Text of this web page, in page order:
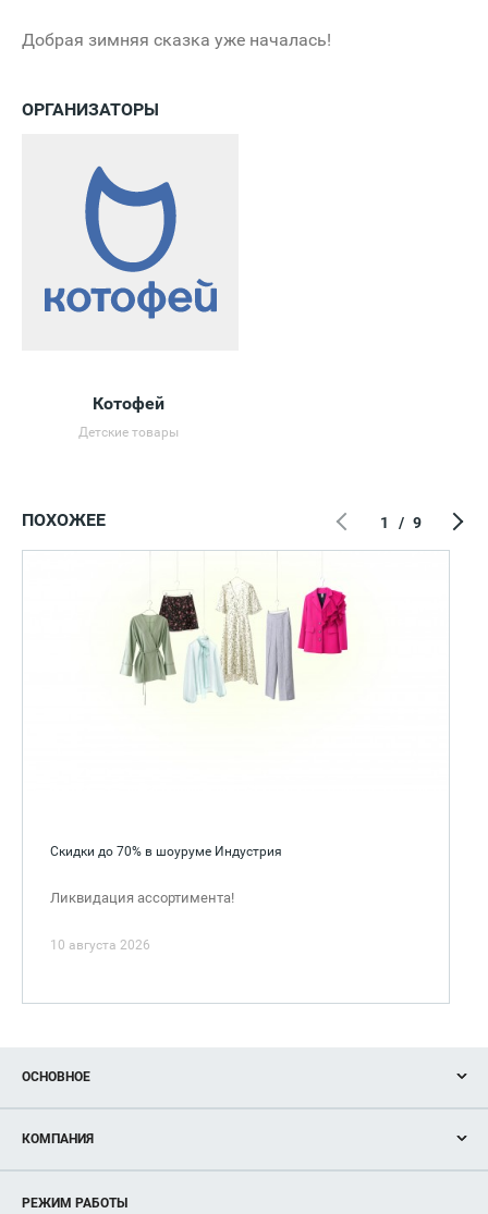
Добрая зимняя сказка уже началась!
ОРГАНИЗАТОРЫ
Котофей
Детские товары
ПОХОЖЕЕ
Скидки до 70% в шоуруме Индустрия
Ликвидация ассортимента!
10 августа 2026
1 / 9
ОСНОВНОЕ
Новости
Магазины
Услуги
КОМПАНИЯ
Рекламодателям
РЕЖИМ РАБОТЫ